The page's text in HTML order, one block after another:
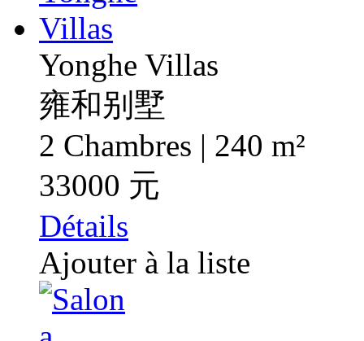
Yonghe Villas
雍和别墅
2 Chambres | 240 m²
33000 元
Détails
Ajouter à la liste